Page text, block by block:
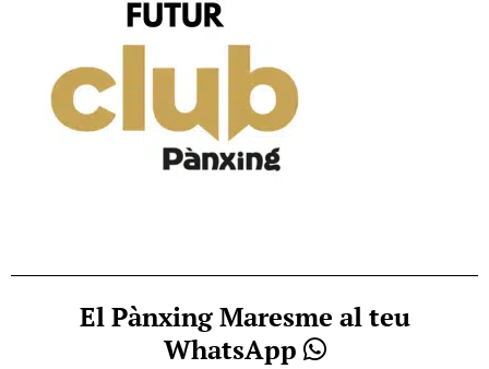
El Pànxing Maresme al teu
WhatsApp